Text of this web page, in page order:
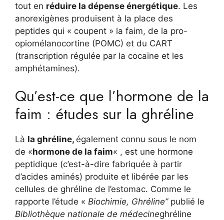
tout en réduire la dépense énergétique. Les
anorexigènes produisent à la place des
peptides qui « coupent » la faim, de la pro-
opiomélanocortine (POMC) et du CART
(transcription régulée par la cocaïne et les
amphétamines).
Qu’est-ce que l’hormone de la
faim : études sur la ghréline
Là la ghréline, également connu sous le nom
de «hormone de la faim« , est une hormone
peptidique (c’est-à-dire fabriquée à partir
d’acides aminés) produite et libérée par les
cellules de ghréline de l’estomac. Comme le
rapporte l’étude « Biochimie, Ghréline”publié le
Bibliothèque nationale de médecineghréline